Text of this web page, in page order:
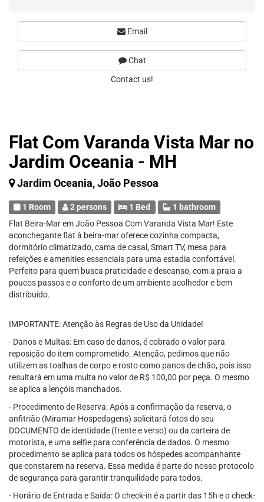
Flat Com Varanda Vista Mar no
Jardim Oceania - MH
Jardim Oceania, João Pessoa
1 Room 2 persons 1 Bed
1 bathroom
Flat Beira-Mar em João Pessoa Com Varanda Vista Mar! Este
aconchegante flat à beira-mar oferece cozinha compacta,
dormitório climatizado, cama de casal, Smart TV, mesa para
refeições e amenities essenciais para uma estadia confortável.
Perfeito para quem busca praticidade e descanso, com a praia a
poucos passos e o conforto de um ambiente acolhedor e bem
distribuído.
IMPORTANTE: Atenção às Regras de Uso da Unidade!
- Danos e Multas: Em caso de danos, é cobrado o valor para
reposição do item comprometido. Atenção, pedimos que não
utilizem as toalhas de corpo e rosto como panos de chão, pois isso
resultará em uma multa no valor de R$ 100,00 por peça. O mesmo
se aplica a lençóis manchados.
- Procedimento de Reserva: Após a confirmação da reserva, o
anfitrião (Miramar Hospedagens) solicitará fotos do seu
DOCUMENTO de identidade (frente e verso) ou da carteira de
motorista, e uma selfie para conferência de dados. O mesmo
procedimento se aplica para todos os hóspedes acompanhante
que constarem na reserva. Essa medida é parte do nosso protocolo
de segurança para garantir tranquilidade para todos.
- Horário de Entrada e Saída: O check-in é a partir das 15h e o check-
Email
Chat
Contact us!